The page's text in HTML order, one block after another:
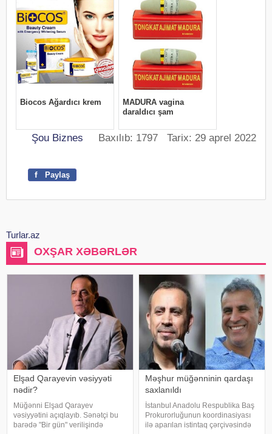
Şou Biznes Baxılıb: 1797 Tarix: 29 aprel 2022
f Paylaş
Turlar.az
OXŞAR XƏBƏRLƏR
Elşad Qarayevin vəsiyyəti
nədir?
Müğənni Elşad Qarayev
vəsiyyətini açıqlayıb. Sənətçi bu
barədə "Bir gün" verilişində
Məşhur müğənninin qardaşı
saxlanıldı
İstanbul Anadolu Respublika Baş
Prokurorluğunun koordinasiyası
ilə aparılan istintaq çərçivəsində